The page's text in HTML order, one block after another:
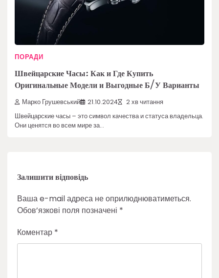
ПОРАДИ
Швейцарские Часы: Как и Где Купить
Оригинальные Модели и Выгодные Б/У Варианты
Марко Грушевський 21.10.2024 2 хв читання
Швейцарские часы – это символ качества и статуса владельца.
Они ценятся во всем мире за…
Залишити відповідь
Ваша e-mail адреса не оприлюднюватиметься.
Обов’язкові поля позначені *
Коментар *